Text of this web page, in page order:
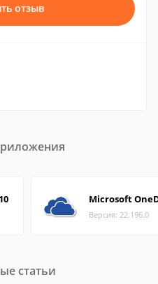
отзыв
Microsoft
Версия: 22.196.0
статьи